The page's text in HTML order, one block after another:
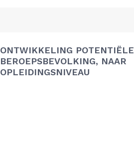
ONTWIKKELING POTENTIËLE
BEROEPSBEVOLKING, NAAR
OPLEIDINGSNIVEAU